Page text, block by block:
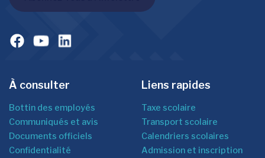
À consulter
Bottin des employés
Communiqués et avis
Documents officiels
Confidentialité
Liens rapides
Taxe scolaire
Transport scolaire
Calendriers scolaires
Admission et inscription